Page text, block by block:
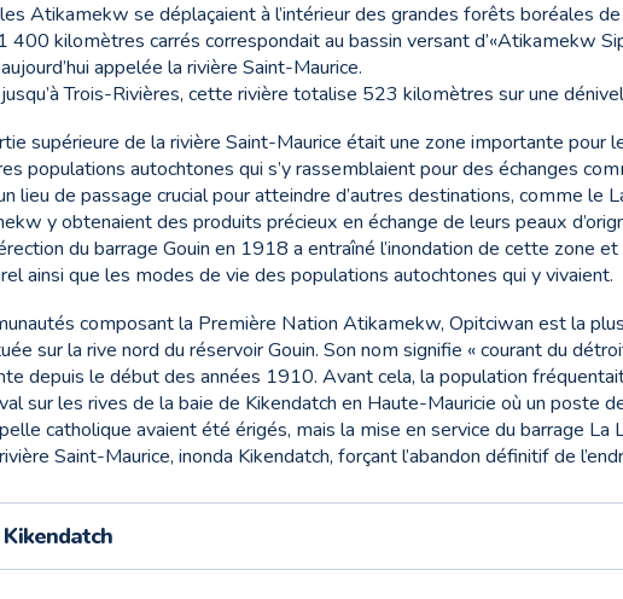
Atikamekw se déplaçaient à l’intérieur des grandes forêts boréales de
400 kilomètres carrés correspondait au bassin versant d’«Atikamekw
appelée la rivière Saint-Maurice.
Trois-Rivières, cette rivière totalise 523 kilomètres sur une
supérieure de la rivière Saint-Maurice était une zone importante pour
populations autochtones qui s’y rassemblaient pour des échanges
lieu de passage crucial pour atteindre d’autres destinations, comme le
y obtenaient des produits précieux en échange de leurs peaux
du barrage Gouin en 1918 a entraîné l’inondation de cette zone
ainsi que les modes de vie des populations autochtones qui y vivaient.
composant la Première Nation Atikamekw, Opitciwan est la
sur la rive nord du réservoir Gouin. Son nom signifie « courant du
depuis le début des années 1910. Avant cela, la population
sur les rives de la baie de Kikendatch en Haute-Mauricie où un poste
catholique avaient été érigés, mais la mise en service du barrage
Saint-Maurice, inonda Kikendatch, forçant l’abandon définitif de